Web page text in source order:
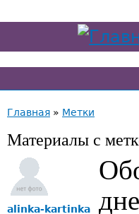
Главная » Метки
Материалы с
alinka-kartinka